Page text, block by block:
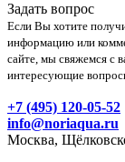
Задать вопрос
Если Вы хотите
информацию или
сайте, мы свяжемся с
интересующие
+7 (495) 120-05-52
info@noriaqua.ru
Москва,